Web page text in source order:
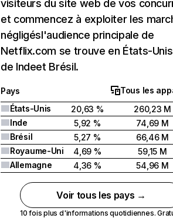
visiteurs du site web de vos
et commencez à exploiter les
négligésl'audience principale de
Netflix.com se trouve en États-
de Indeet Brésil.
Pays
Tous les
États-Unis
20,63 %
260,23 M
Inde
5,92 %
74,69 M
Brésil
5,27 %
66,46 M
Royaume-Uni
4,69 %
59,15 M
Allemagne
4,36 % 54,96 M
Voir tous les pays →
10 fois plus d'informations quotidiennes.